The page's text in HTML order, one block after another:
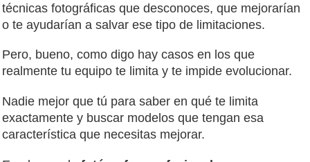
técnicas fotográficas que desconoces, que mejorarían
o te ayudarían a salvar ese tipo de limitaciones.
Pero, bueno, como digo hay casos en los que
realmente tu equipo te limita y te impide evolucionar.
Nadie mejor que tú para saber en qué te limita
exactamente y buscar modelos que tengan esa
característica que necesitas mejorar.